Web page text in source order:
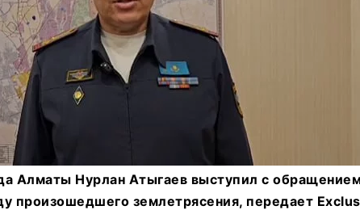
Алматы Нурлан Атыгаев выступил с
произошедшего землетрясения, передает